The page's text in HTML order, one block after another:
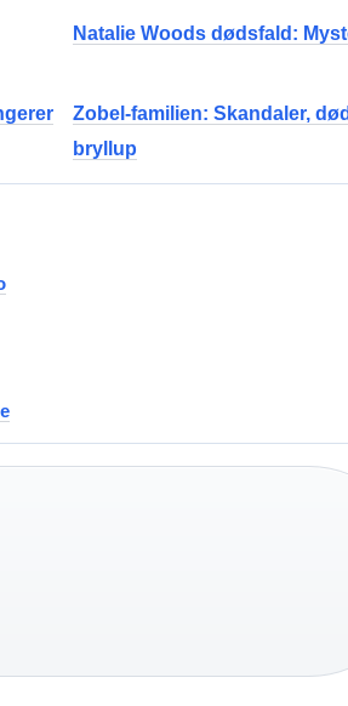
Natalie Woods dødsfald:
Zobel-familien: Skandaler,
bryllup